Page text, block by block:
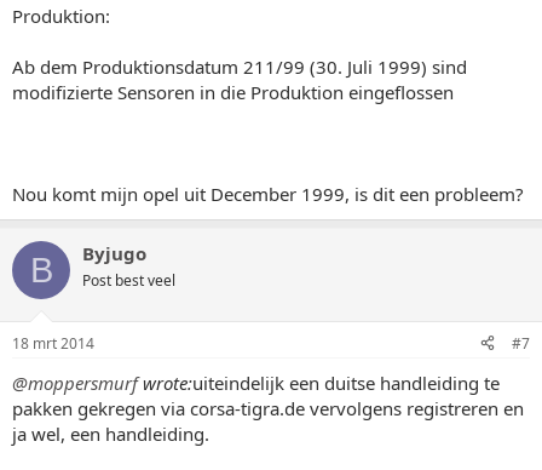
Produktion:
Ab dem Produktionsdatum 211/99 (30. Juli 1999) sind
modifizierte Sensoren in die Produktion eingeflossen
Nou komt mijn opel uit December 1999, is dit een probleem?
B Byjugo
Post best veel
18 mrt 2014 #7
@moppersmurfwrote:uiteindelijk een duitse handleiding te
pakken gekregen via corsa-tigra.de vervolgens registreren en
ja wel, een handleiding.